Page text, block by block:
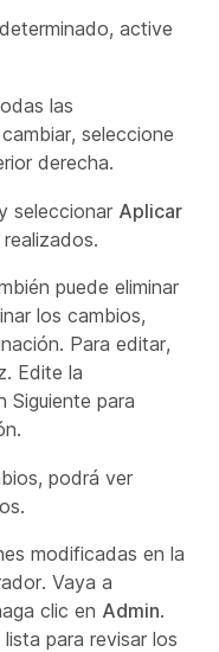
active
las
seleccione
derecha.
seleccionar Aplicar
puede eliminar
los cambios,
Para editar,
Edite la
Siguiente para
podrá ver
modificadas en la
Vaya a
clic en Admin.
para revisar los